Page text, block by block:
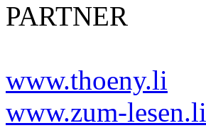
PARTNER
www.thoeny.li
www.zum-lesen.li